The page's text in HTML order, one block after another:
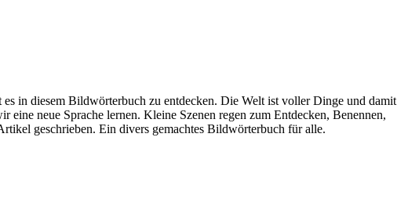
es in diesem Bildwörterbuch zu entdecken. Die Welt ist voller Dinge und damit
neue Sprache lernen. Kleine Szenen regen zum Entdecken, Benennen,
geschrieben. Ein divers gemachtes Bildwörterbuch für alle.